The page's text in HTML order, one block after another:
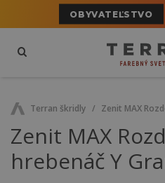
OBYVATEĽSTVO
Terran škridly Zenit MAX
Zenit MAX
hrebenáč Y